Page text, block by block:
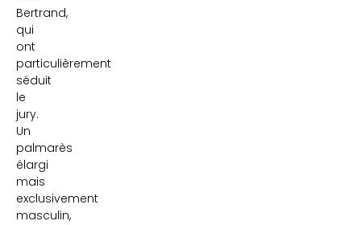
Bertrand,
qui
ont
particulièrement
séduit
le
jury.
Un
palmarès
élargi
mais
exclusivement
masculin,